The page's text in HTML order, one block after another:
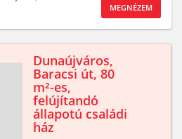
MEGNÉZEM
Dunaújváros,
Baracsi út, 80
m²-es,
felújítandó
állapotú családi
ház